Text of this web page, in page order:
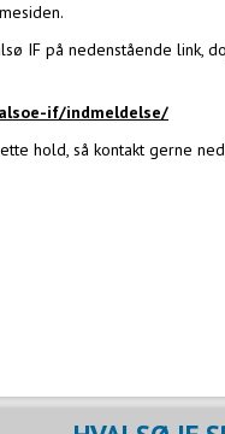
IF på nedenstående link,
if/indmeldelse/
hold, så kontakt gerne